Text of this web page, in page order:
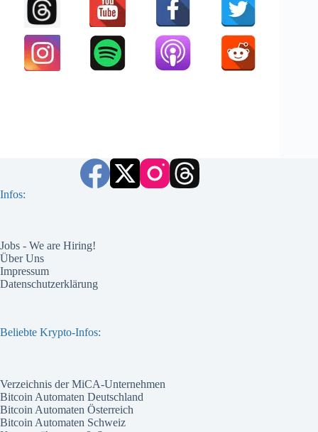
Infos:
Jobs - We are Hiring!
Über Uns
Impressum
Datenschutzerklärung
Beliebte Krypto-Infos:
Verzeichnis der MiCA-Unternehmen
Bitcoin Automaten Deutschland
Bitcoin Automaten Österreich
Bitcoin Automaten Schweiz